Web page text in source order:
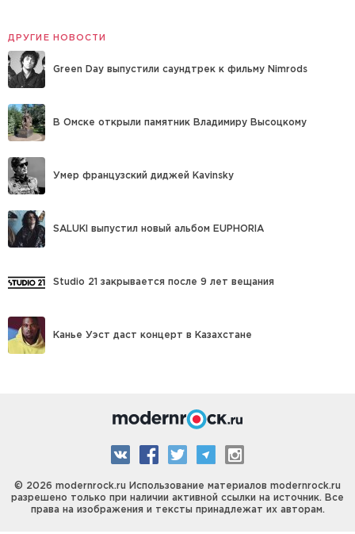
ДРУГИЕ НОВОСТИ
Green Day выпустили саундтрек к фильму Nimrods
В Омске открыли памятник Владимиру Высоцкому
Умер французский диджей Kavinsky
SALUKI выпустил новый альбом EUPHORIA
Studio 21 закрывается после 9 лет вещания
Канье Уэст даст концерт в Казахстане
© 2026 modernrock.ru Использование материалов modernrock.ru
разрешено только при наличии активной ссылки на источник. Все
права на изображения и тексты принадлежат их авторам.